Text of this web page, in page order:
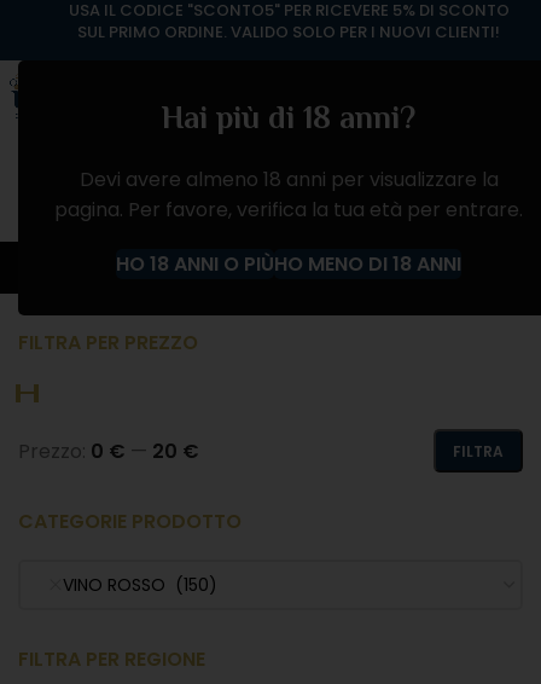
Hai più di 18 anni?
Devi avere almeno 18 anni per visualizzare la
pagina. Per favore, verifica la tua età per entrare.
HO 18 ANNI O PIÙHO MENO DI 18 ANNI
VINO ROSSO
FILTRA PER PREZZO
FILTRA
Prezzo: 0 € — 20 €
CATEGORIE PRODOTTO
VINO ROSSO (150)
FILTRA PER REGIONE
USA IL CODICE "SCONTO5" PER RICEVERE 5% DI SCONTO
SUL PRIMO ORDINE. VALIDO SOLO PER I NUOVI CLIENTI!